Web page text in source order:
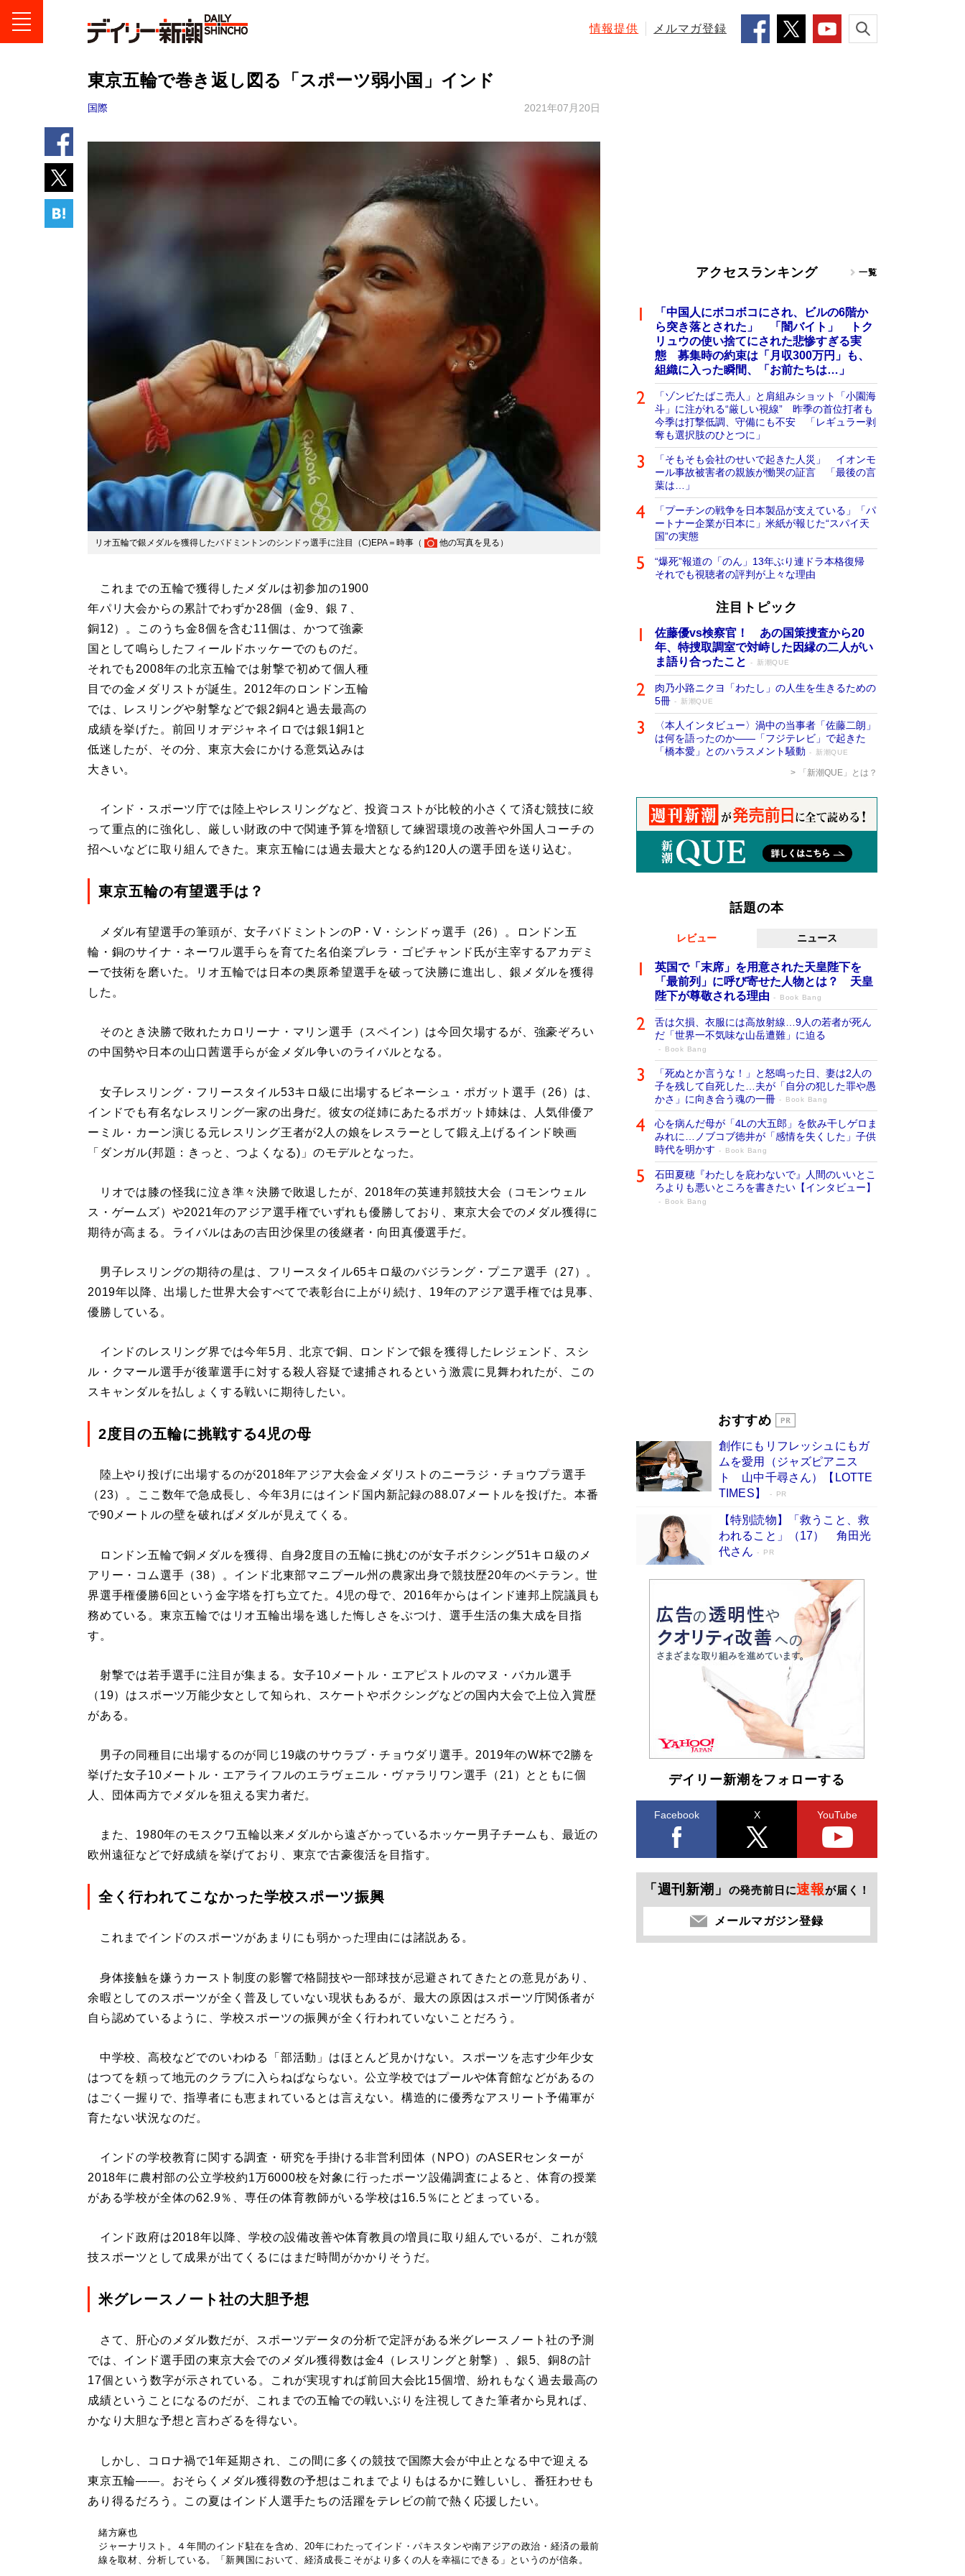
情報提供 メルマガ登録
東京五輪で巻き返し図る「スポーツ弱小国」インド
国際 2021年07月20日
リオ五輪で銀メダルを獲得したバドミントンのシンドゥ選手に注目（C)EPA＝時事（ 他の写真を見る ）
これまでの五輪で獲得したメダルは初参加の1900
年パリ大会からの累計でわずか28個（金9、銀７、
銅12）。このうち金8個を含む11個は、かつて強豪
国として鳴らしたフィールドホッケーでのものだ。
それでも2008年の北京五輪では射撃で初めて個人種
目での金メダリストが誕生。2012年のロンドン五輪
では、レスリングや射撃などで銀2銅4と過去最高の
成績を挙げた。前回リオデジャネイロでは銀1銅1と
低迷したが、その分、東京大会にかける意気込みは
大きい。
インド・スポーツ庁では陸上やレスリングなど、投資コストが比較的小さくて済む競技に絞
って重点的に強化し、厳しい財政の中で関連予算を増額して練習環境の改善や外国人コーチの
招へいなどに取り組んできた。東京五輪には過去最大となる約120人の選手団を送り込む。
東京五輪の有望選手は？
メダル有望選手の筆頭が、女子バドミントンのP・V・シンドゥ選手（26）。ロンドン五
輪・銅のサイナ・ネーワル選手らを育てた名伯楽プレラ・ゴピチャンド氏が主宰するアカデミ
ーで技術を磨いた。リオ五輪では日本の奥原希望選手を破って決勝に進出し、銀メダルを獲得
した。
そのとき決勝で敗れたカロリーナ・マリン選手（スペイン）は今回欠場するが、強豪ぞろい
の中国勢や日本の山口茜選手らが金メダル争いのライバルとなる。
女子レスリング・フリースタイル53キロ級に出場するビネーシュ・ポガット選手（26）は、
インドでも有名なレスリング一家の出身だ。彼女の従姉にあたるポガット姉妹は、人気俳優ア
ーミル・カーン演じる元レスリング王者が2人の娘をレスラーとして鍛え上げるインド映画
「ダンガル(邦題：きっと、つよくなる)」のモデルとなった。
リオでは膝の怪我に泣き準々決勝で敗退したが、2018年の英連邦競技大会（コモンウェル
ス・ゲームズ）や2021年のアジア選手権でいずれも優勝しており、東京大会でのメダル獲得に
期待が高まる。ライバルはあの吉田沙保里の後継者・向田真優選手だ。
男子レスリングの期待の星は、フリースタイル65キロ級のバジラング・プニア選手（27）。
2019年以降、出場した世界大会すべてで表彰台に上がり続け、19年のアジア選手権では見事、
優勝している。
インドのレスリング界では今年5月、北京で銅、ロンドンで銀を獲得したレジェンド、スシ
ル・クマール選手が後輩選手に対する殺人容疑で逮捕されるという激震に見舞われたが、この
スキャンダルを払しょくする戦いに期待したい。
2度目の五輪に挑戦する4児の母
陸上やり投げに出場するのが2018年アジア大会金メダリストのニーラジ・チョウプラ選手
（23）。ここ数年で急成長し、今年3月にはインド国内新記録の88.07メートルを投げた。本番
で90メートルの壁を破ればメダルが見えてくる。
ロンドン五輪で銅メダルを獲得、自身2度目の五輪に挑むのが女子ボクシング51キロ級のメ
アリー・コム選手（38）。インド北東部マニプール州の農家出身で競技歴20年のベテラン。世
界選手権優勝6回という金字塔を打ち立てた。4児の母で、2016年からはインド連邦上院議員も
務めている。東京五輪ではリオ五輪出場を逃した悔しさをぶつけ、選手生活の集大成を目指
す。
射撃では若手選手に注目が集まる。女子10メートル・エアピストルのマヌ・バカル選手
（19）はスポーツ万能少女として知られ、スケートやボクシングなどの国内大会で上位入賞歴
がある。
男子の同種目に出場するのが同じ19歳のサウラブ・チョウダリ選手。2019年のW杯で2勝を
挙げた女子10メートル・エアライフルのエラヴェニル・ヴァラリワン選手（21）とともに個
人、団体両方でメダルを狙える実力者だ。
また、1980年のモスクワ五輪以来メダルから遠ざかっているホッケー男子チームも、最近の
欧州遠征などで好成績を挙げており、東京で古豪復活を目指す。
全く行われてこなかった学校スポーツ振興
これまでインドのスポーツがあまりにも弱かった理由には諸説ある。
身体接触を嫌うカースト制度の影響で格闘技や一部球技が忌避されてきたとの意見があり、
余暇としてのスポーツが全く普及していない現状もあるが、最大の原因はスポーツ庁関係者が
自ら認めているように、学校スポーツの振興が全く行われていないことだろう。
中学校、高校などでのいわゆる「部活動」はほとんど見かけない。スポーツを志す少年少女
はつてを頼って地元のクラブに入らねばならない。公立学校ではプールや体育館などがあるの
はごく一握りで、指導者にも恵まれているとは言えない。構造的に優秀なアスリート予備軍が
育たない状況なのだ。
インドの学校教育に関する調査・研究を手掛ける非営利団体（NPO）のASERセンターが
2018年に農村部の公立学校約1万6000校を対象に行ったポーツ設備調査によると、体育の授業
がある学校が全体の62.9％、専任の体育教師がいる学校は16.5％にとどまっている。
インド政府は2018年以降、学校の設備改善や体育教員の増員に取り組んでいるが、これが競
技スポーツとして成果が出てくるにはまだ時間がかかりそうだ。
米グレースノート社の大胆予想
さて、肝心のメダル数だが、スポーツデータの分析で定評がある米グレースノート社の予測
では、インド選手団の東京大会でのメダル獲得数は金4（レスリングと射撃）、銀5、銅8の計
17個という数字が示されている。これが実現すれば前回大会比15個増、紛れもなく過去最高の
成績ということになるのだが、これまでの五輪での戦いぶりを注視してきた筆者から見れば、
かなり大胆な予想と言わざるを得ない。
しかし、コロナ禍で1年延期され、この間に多くの競技で国際大会が中止となる中で迎える
東京五輪――。おそらくメダル獲得数の予想はこれまでよりもはるかに難しいし、番狂わせも
あり得るだろう。この夏はインド人選手たちの活躍をテレビの前で熱く応援したい。
緒方麻也
ジャーナリスト。４年間のインド駐在を含め、20年にわたってインド・パキスタンや南アジアの政治・経済の最前
線を取材、分析している。「新興国において、経済成長こそがより多くの人を幸福にできる」というのが信条。
アクセスランキング 一覧
「中国人にボコボコにされ、ビルの6階か
ら突き落とされた」 「闇バイト」 トク
リュウの使い捨てにされた悲惨すぎる実
態 募集時の約束は「月収300万円」も、
組織に入った瞬間、「お前たちは…」
「ゾンビたばこ売人」と肩組みショット「小園海
斗」に注がれる“厳しい視線” 昨季の首位打者も
今季は打撃低調、守備にも不安 「レギュラー剥
奪も選択肢のひとつに」
「そもそも会社のせいで起きた人災」 イオンモ
ール事故被害者の親族が慟哭の証言 「最後の言
葉は…」
「プーチンの戦争を日本製品が支えている」「パ
ートナー企業が日本に」米紙が報じた“スパイ天
国”の実態
“爆死”報道の「のん」13年ぶり連ドラ本格復帰
それでも視聴者の評判が上々な理由
注目トピック
佐藤優vs検察官！ あの国策捜査から20
年、特捜取調室で対峙した因縁の二人がい
ま語り合ったこと
新潮QUE
肉乃小路ニクヨ「わたし」の人生を生きるための
5冊
新潮QUE
〈本人インタビュー〉渦中の当事者「佐藤二朗」
は何を語ったのか――「フジテレビ」で起きた
「橋本愛」とのハラスメント騒動
新潮QUE
「新潮QUE」とは？
話題の本
レビュー ニュース
英国で「末席」を用意された天皇陛下を
「最前列」に呼び寄せた人物とは？ 天皇
陛下が尊敬される理由
Book Bang
舌は欠損、衣服には高放射線…9人の若者が死ん
だ「世界一不気味な山岳遭難」に迫る
Book Bang
「死ぬとか言うな！」と怒鳴った日、妻は2人の
子を残して自死した…夫が「自分の犯した罪や愚
かさ」に向き合う魂の一冊
Book Bang
心を病んだ母が「4Lの大五郎」を飲み干しゲロま
みれに…ノブコブ徳井が「感情を失くした」子供
時代を明かす
Book Bang
石田夏穂『わたしを庇わないで』人間のいいとこ
ろよりも悪いところを書きたい【インタビュー】
Book Bang
開発への関心を押し上げた18年の物語に幕 特装
Book Bang
「不意に涙が出そうに…」高嶋政伸が明かし
た“13歳の娘を暴行する役”への葛藤 インティマ
シーコーディネーターに支えられたNHK『大奥』
Book Bang
おすすめ
創作にもリフレッシュにもガ
ムを愛用（ジャズピアニス
ト 山中千尋さん）【LOTTE
TIMES】
PR
【特別読物】「救うこと、救
われること」（17） 角田光
代さん
PR
デイリー新潮をフォローする
Facebook X YouTube
「週刊新潮」 の発売前日に速報が届く！
メールマガジン登録